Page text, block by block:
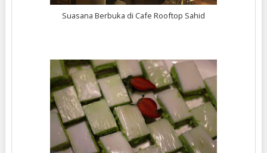
Suasana Berbuka di Cafe Rooftop Sahid